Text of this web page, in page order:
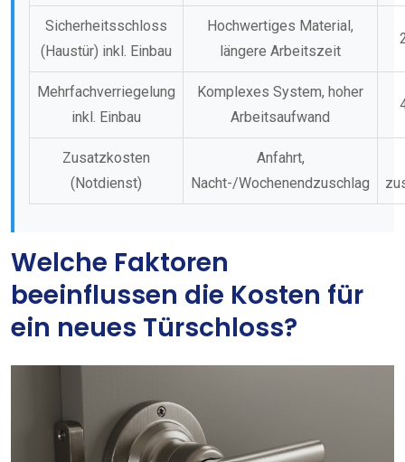
Sicherheitsschloss
(Haustür) inkl. Einbau
Hochwertiges Material,
längere Arbeitszeit
Mehrfachverriegelung
inkl. Einbau
Komplexes System, hoher
Arbeitsaufwand
Zusatzkosten
(Notdienst)
Anfahrt,
Nacht-/Wochenendzuschlag
Welche Faktoren
beeinflussen die Kosten für
ein neues Türschloss?